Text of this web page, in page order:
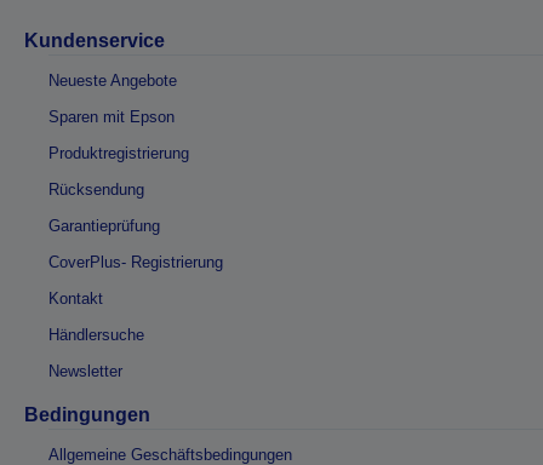
Kundenservice
Neueste Angebote
Sparen mit Epson
Produktregistrierung
Rücksendung
Garantieprüfung
CoverPlus- Registrierung
Kontakt
Händlersuche
Newsletter
Bedingungen
Allgemeine Geschäftsbedingungen